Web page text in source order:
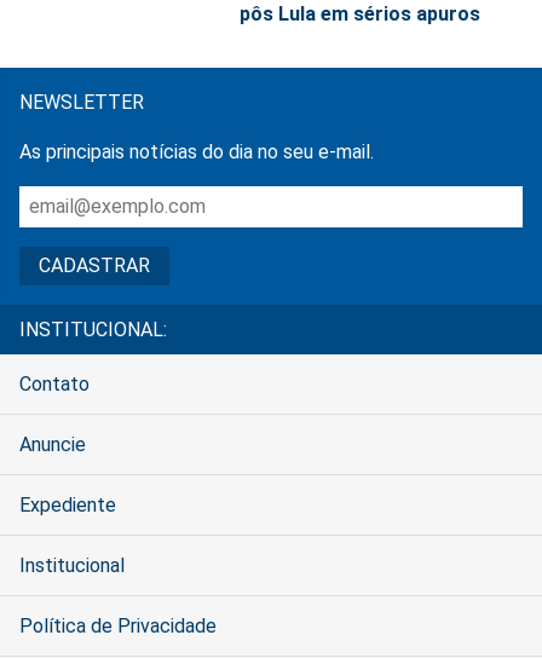
pôs Lula em sérios apuros
NEWSLETTER
As principais notícias do dia no seu e-mail.
INSTITUCIONAL:
Contato
Anuncie
Expediente
Institucional
Política de Privacidade